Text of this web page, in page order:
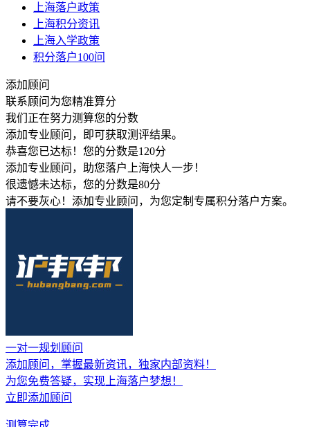
上海落户政策
上海积分资讯
上海入学政策
积分落户100问
添加顾问
联系顾问为您精准算分
我们正在努力测算您的分数
添加专业顾问，即可获取测评结果。
恭喜您已达标！您的分数是120分
添加专业顾问，助您落户上海快人一步！
很遗憾未达标，您的分数是80分
请不要灰心！添加专业顾问，为您定制专属积分落户方案。
一对一规划顾问
添加顾问，掌握最新资讯，独家内部资料！
为您免费答疑，实现上海落户梦想！
立即添加顾问